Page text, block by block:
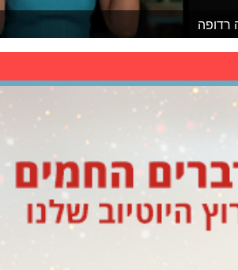
רדופה